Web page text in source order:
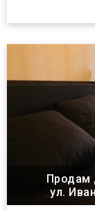
Продам
ул.